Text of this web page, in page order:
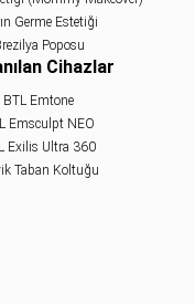
Germe Estetiği
Poposu
Cihazlar
BTL Emtone
Emsculpt NEO
Exilis Ultra 360
Taban Koltuğu